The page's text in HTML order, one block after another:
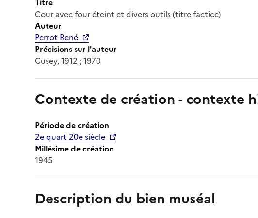
Cour avec four éteint et divers outils (titre factice)
Auteur
Perrot René
Précisions sur l'auteur
Cusey, 1912 ; 1970
Contexte de création - contexte
Période de création
2e quart 20e siècle
Millésime de création
1945
Description du bien muséal